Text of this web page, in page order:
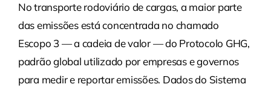
No transporte rodoviário de cargas, a maior parte
das emissões está concentrada no chamado
Escopo 3 — a cadeia de valor — do Protocolo GHG,
padrão global utilizado por empresas e governos
para medir e reportar emissões. Dados do Sistema